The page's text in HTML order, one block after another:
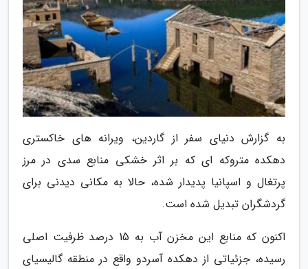
به گزارش دنیای سفر از گاردین، ویرانه های خاکستری
دهکده متروکه ای که بر اثر خشکی منابع سدی در مرز
پرتغال و اسپانیا پدیدار شده، حالا به مکانی دیدنی برای
گردشگران تبدیل شده است.
اکنون که منابع این مخزن آب به 15 درصد ظرفیت اصلی
رسیده، جزئیاتی از دهکده آسردو واقع در منطقه گالیسیای